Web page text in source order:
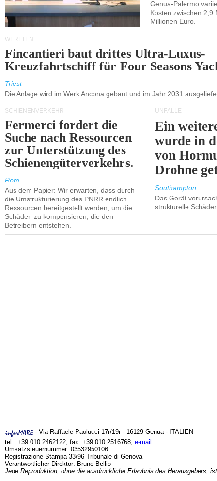
Genua-Palermo
Kosten zwischen 2,9
Millionen Euro.
WERFTEN
Fincantieri baut drittes Ultra-Luxus-
Kreuzfahrtschiff für Four Seasons
Triest
Die Anlage wird im Werk Ancona gebaut und im Jahr 2031
SCHIENENVERKEHR
Fermerci fordert die
Suche nach Ressourcen
zur Unterstützung des
Schienengüterverkehrs.
Rom
Aus dem Papier: Wir erwarten, dass durch
die Umstrukturierung des PNRR endlich
Ressourcen bereitgestellt werden, um die
Schäden zu kompensieren, die den
Betreibern entstehen.
UNFÄLLE
Ein
wurde in
von
Drohne
Southampton
Das Gerät
strukturelle
- Via Raffaele Paolucci 17r/19r - 16129 Genua - ITALIEN
tel.: +39.010.2462122, fax: +39.010.2516768, e-mail
Umsatzsteuernummer: 03532950106
Registrazione Stampa 33/96 Tribunale di Genova
Verantwortlicher Direktor: Bruno Bellio
Jede Reproduktion, ohne die ausdrückliche Erlaubnis des Herausgebers,